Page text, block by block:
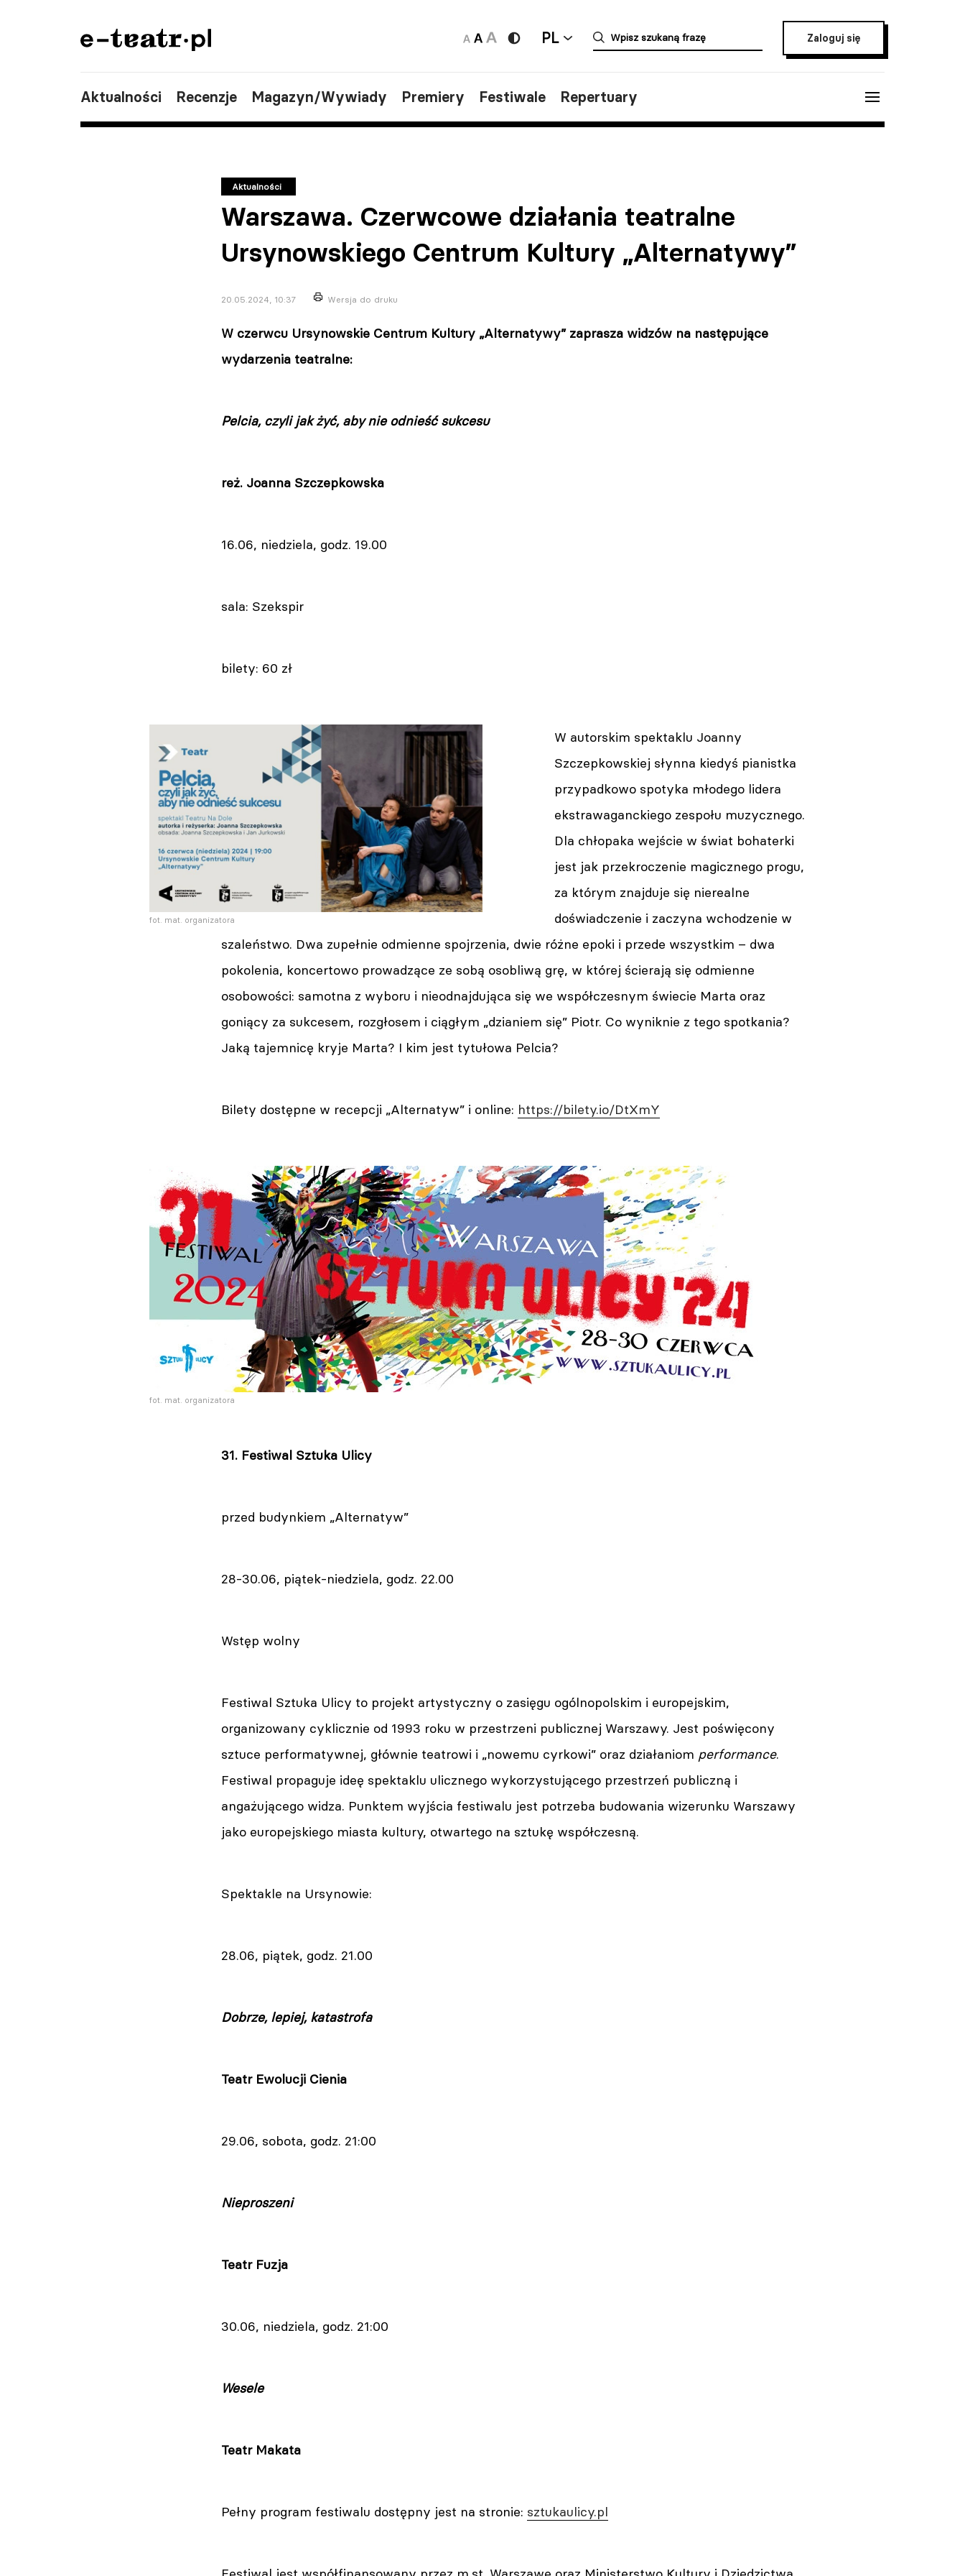
PL Zaloguj się
Aktualności Recenzje Magazyn/Wywiady Premiery Festiwale Repertuary
Aktualności
Warszawa. Czerwcowe działania teatralne
Ursynowskiego Centrum Kultury „Alternatywy”
20.05.2024, 10:37 Wersja do druku
W czerwcu Ursynowskie Centrum Kultury „Alternatywy” zaprasza widzów na następujące
wydarzenia teatralne:
Pelcia, czyli jak żyć, aby nie odnieść sukcesu
reż. Joanna Szczepkowska
16.06, niedziela, godz. 19.00
sala: Szekspir
bilety: 60 zł
fot. mat. organizatora
W autorskim spektaklu Joanny
Szczepkowskiej słynna kiedyś pianistka
przypadkowo spotyka młodego lidera
ekstrawaganckiego zespołu muzycznego.
Dla chłopaka wejście w świat bohaterki
jest jak przekroczenie magicznego progu,
za którym znajduje się nierealne
doświadczenie i zaczyna wchodzenie w
szaleństwo. Dwa zupełnie odmienne spojrzenia, dwie różne epoki i przede wszystkim – dwa
pokolenia, koncertowo prowadzące ze sobą osobliwą grę, w której ścierają się odmienne
osobowości: samotna z wyboru i nieodnajdująca się we współczesnym świecie Marta oraz
goniący za sukcesem, rozgłosem i ciągłym „dzianiem się” Piotr. Co wyniknie z tego spotkania?
Jaką tajemnicę kryje Marta? I kim jest tytułowa Pelcia?
Bilety dostępne w recepcji „Alternatyw” i online: https://bilety.io/DtXmY
fot. mat. organizatora
31. Festiwal Sztuka Ulicy
przed budynkiem „Alternatyw”
28-30.06, piątek-niedziela, godz. 22.00
Wstęp wolny
Festiwal Sztuka Ulicy to projekt artystyczny o zasięgu ogólnopolskim i europejskim,
organizowany cyklicznie od 1993 roku w przestrzeni publicznej Warszawy. Jest poświęcony
sztuce performatywnej, głównie teatrowi i „nowemu cyrkowi” oraz działaniom performance.
Festiwal propaguje ideę spektaklu ulicznego wykorzystującego przestrzeń publiczną i
angażującego widza. Punktem wyjścia festiwalu jest potrzeba budowania wizerunku Warszawy
jako europejskiego miasta kultury, otwartego na sztukę współczesną.
Spektakle na Ursynowie:
28.06, piątek, godz. 21.00
Dobrze, lepiej, katastrofa
Teatr Ewolucji Cienia
29.06, sobota, godz. 21:00
Nieproszeni
Teatr Fuzja
30.06, niedziela, godz. 21:00
Wesele
Teatr Makata
Pełny program festiwalu dostępny jest na stronie: sztukaulicy.pl